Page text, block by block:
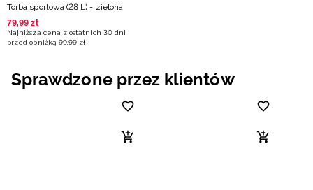
Torba sportowa (28 L) - zielona
79,99 zł
Najniższa cena z ostatnich 30 dni
przed obniżką 99,99 zł
Sprawdzone przez klientów